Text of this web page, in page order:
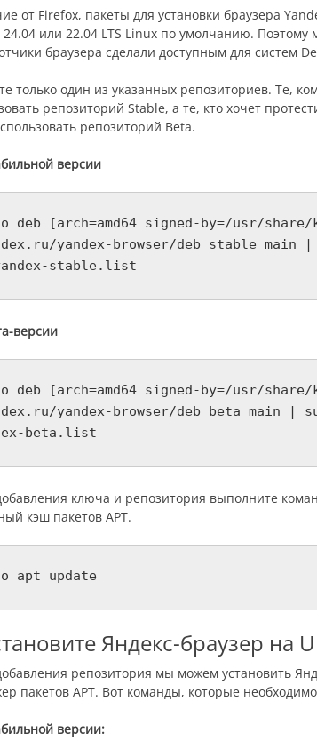
от Firefox, пакеты для установки браузера
или 22.04 LTS Linux по умолчанию.
браузера сделали доступным для систем
только один из указанных репозиториев. Те,
репозиторий Stable, а те, кто хочет
репозиторий Beta.
версии
deb [arch=amd64 signed-by=/usr/
yandex-browser/deb stable
stable.list
версии
deb [arch=amd64 signed-by=/usr/
yandex-browser/deb beta main
beta.list
ключа и репозитория выполните
кэш пакетов APT.
apt update
Яндекс-браузер на
репозитория мы можем установить
пакетов APT. Вот команды, которые
версии: